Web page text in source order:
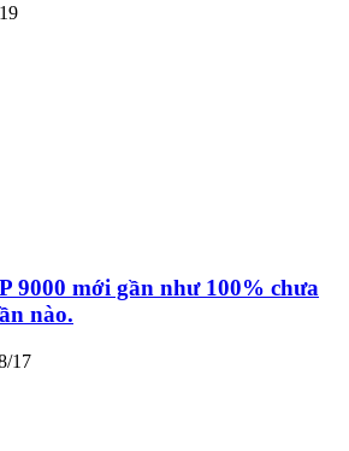
9000 mới gần như 100% chưa
nào.
17